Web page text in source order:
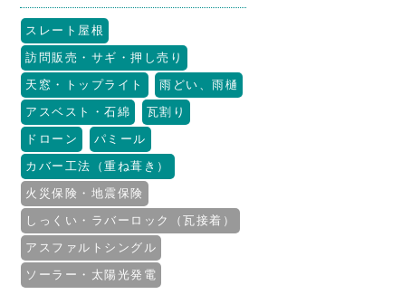
スレート屋根
訪問販売・サギ・押し売り
天窓・トップライト
雨どい、雨樋
アスベスト・石綿
瓦割り
ドローン
パミール
カバー工法（重ね葺き）
火災保険・地震保険
しっくい・ラバーロック（瓦接着）
アスファルトシングル
ソーラー・太陽光発電